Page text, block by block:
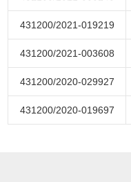
431200/2021-019219
431200/2021-003608
431200/2020-029927
431200/2020-019697